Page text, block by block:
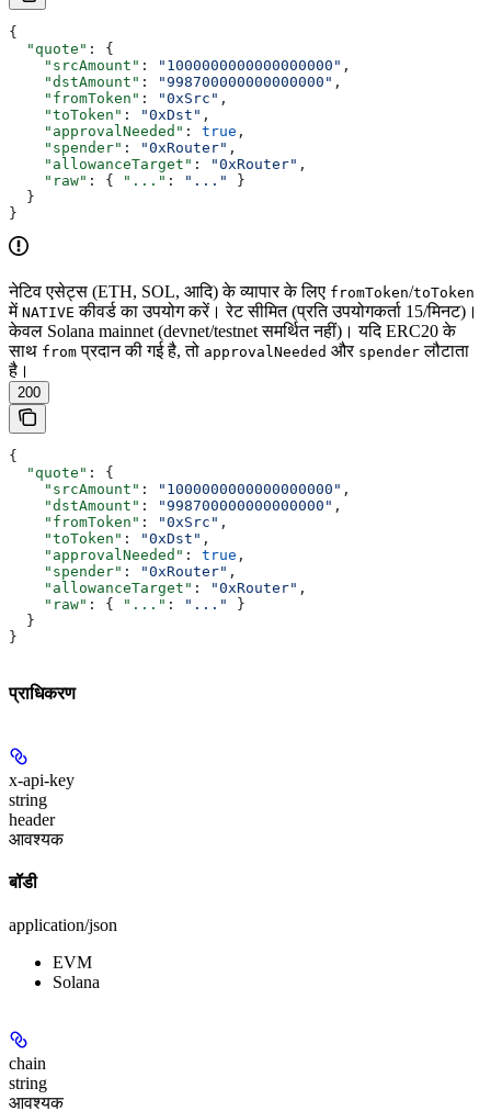
{
  "quote"
: {
    "srcAmount"
: "1000000000000000000" ,
    "dstAmount"
: "998700000000000000" ,
    "fromToken"
: "0xSrc" ,
    "toToken"
: "0xDst" ,
    "approvalNeeded"
: true ,
    "spender"
: "0xRouter" ,
    "allowanceTarget"
: "0xRouter" ,
    "raw"
: { "..." : "..."
}
  }
}
नेटिव एसेट्स (ETH, SOL, आदि) के व्यापार के लिए fromToken/toToken
में NATIVE कीवर्ड का उपयोग करें। रेट सीमित (प्रति उपयोगकर्ता 15/मिनट)।
केवल Solana mainnet (devnet/testnet समर्थित नहीं)। यदि ERC20 के
साथ from प्रदान की गई है, तो approvalNeeded और spender लौटाता
है।
200
{
  "quote"
: {
    "srcAmount"
: "1000000000000000000" ,
    "dstAmount"
: "998700000000000000" ,
    "fromToken"
: "0xSrc" ,
    "toToken"
: "0xDst" ,
    "approvalNeeded"
: true ,
    "spender"
: "0xRouter" ,
    "allowanceTarget"
: "0xRouter" ,
    "raw"
: { "..." : "..."
}
  }
}
प्राधिकरण
x-api-key
string
header
आवश्यक
बॉडी
application/json
EVM
Solana
chain
string
आवश्यक